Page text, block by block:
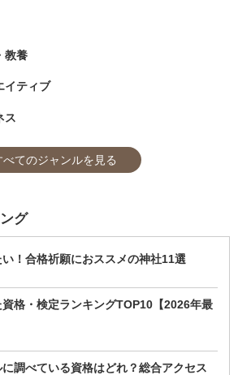
教養
イティブ
ス
べてのジャンルを見る
グ
！合格祈願におススメの神社11選
格・検定ランキングTOP10【2026年最
調べている資格はどれ？総合アクセス